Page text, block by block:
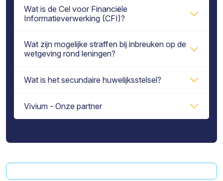
Wat is de Cel voor Financiële
Informatieverwerking (CFI)?
Wat zijn mogelijke straffen bij inbreuken op de
wetgeving rond leningen?
Wat is het secundaire huwelijksstelsel?
Vivium - Onze partner